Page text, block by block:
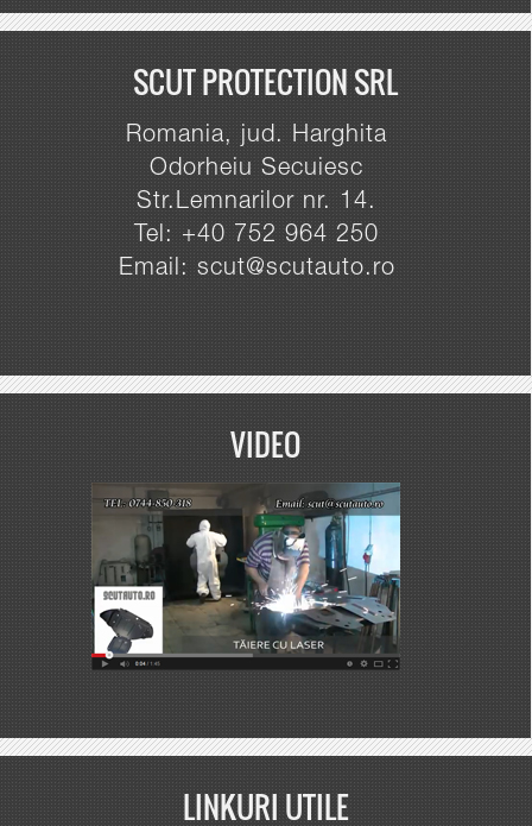
SCUT PROTECTION SRL
Romania, jud. Harghita
Odorheiu Secuiesc
Str.Lemnarilor nr. 14.
Tel: +40 752 964 250
Email: scut@scutauto.ro
VIDEO
LINKURI UTILE